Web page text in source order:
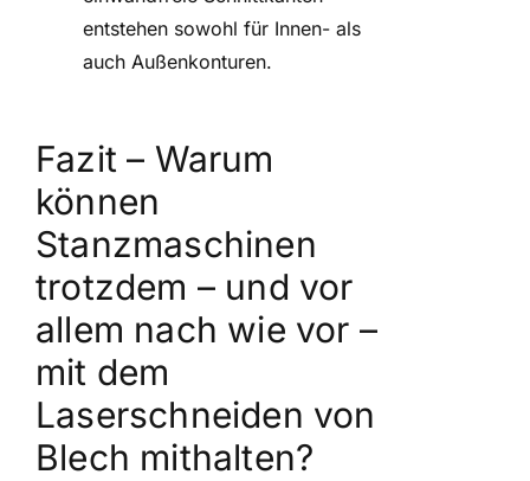
entstehen sowohl für Innen- als
auch Außenkonturen.
Fazit – Warum
können
Stanzmaschinen
trotzdem – und vor
allem nach wie vor –
mit dem
Laserschneiden von
Blech mithalten?